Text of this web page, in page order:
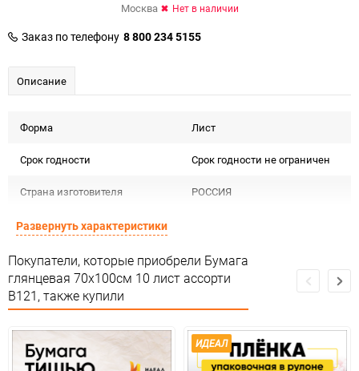
Москва Нет в наличии
Заказ по телефону 8 800 234 5155
Описание
Форма Лист
Срок годности Срок годности не ограничен
Страна изготовителя РОССИЯ
Предназначение товара
Сертификация Не подлежит сертификации
Особые условия Особых условий не требует
Количество в коробке 60
Развернуть характеристики
Покупатели, которые приобрели Бумага
глянцевая 70х100см 10 лист ассорти
B121, также купили
ИДЕАЛ